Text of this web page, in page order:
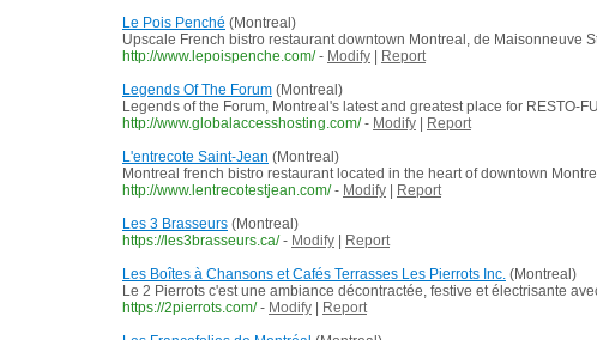
Le Pois Penché (Montreal)
Upscale French bistro restaurant downtown Montreal, de Maisonneuve
http://www.lepoispenche.com/ - Modify
Report
Legends Of The Forum (Montreal)
Legends of the Forum, Montreal's latest and greatest place for RESTO-
http://www.globalaccesshosting.com/ - Modify
Report
L'entrecote Saint-Jean (Montreal)
Montreal french bistro restaurant located in the heart of downtown
http://www.lentrecotestjean.com/ - Modify
Report
Les 3 Brasseurs (Montreal)
https://les3brasseurs.ca/ - Modify
Report
Les Boîtes à Chansons et Cafés Terrasses Les Pierrots Inc. (Montreal)
Le 2 Pierrots c'est une ambiance décontractée, festive et électrisante
https://2pierrots.com/ - Modify
Report